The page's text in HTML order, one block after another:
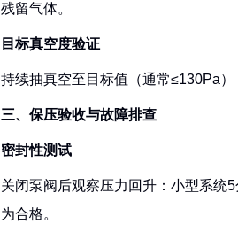
残留气体。
目标真空度验证‌
持续抽真空至目标值（通常≤130Pa）
‌三、保压验收与故障排查‌
‌密封性测试‌
关闭泵阀后观察压力回升：小型系统
为合格。